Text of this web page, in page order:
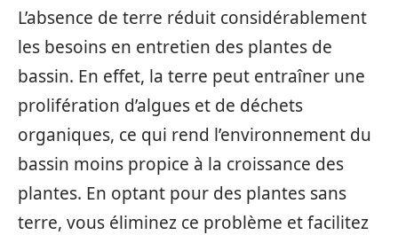
L’absence de terre réduit considérablement
les besoins en entretien des plantes de
bassin. En effet, la terre peut entraîner une
prolifération d’algues et de déchets
organiques, ce qui rend l’environnement du
bassin moins propice à la croissance des
plantes. En optant pour des plantes sans
terre, vous éliminez ce problème et facilitez